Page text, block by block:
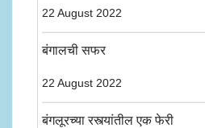
22 August 2022
बंगालची सफर
22 August 2022
बंगलूरच्या रस्त्यांतील एक फेरी